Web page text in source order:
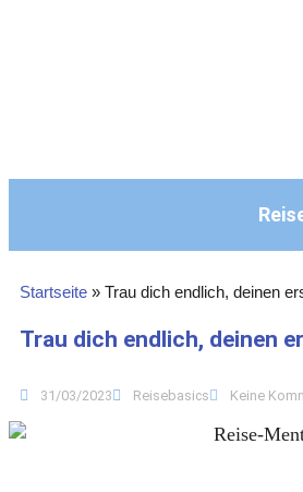
Startseite » Trau dich endlich, deinen
Trau dich endlich, deinen
31/03/2023 Reisebasics Keine